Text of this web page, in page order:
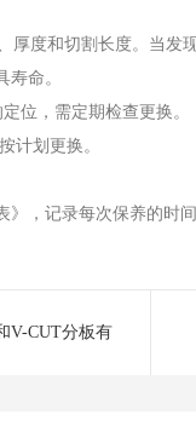
厚度和切割长度。当
命。
位，需定期检查更换。
计划更换。
，记录每次保养的时
V-CUT分板有